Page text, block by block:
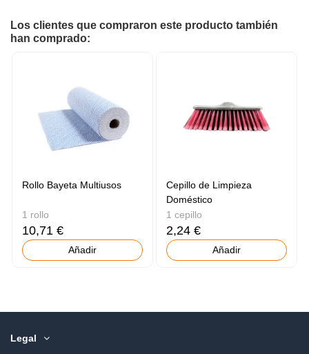
Los clientes que compraron este producto también
han comprado:
Rollo Bayeta Multiusos
1 rollo
10,71 €
Añadir
Cepillo de Limpieza
Doméstico
1 cepillo
2,24 €
Añadir
Legal